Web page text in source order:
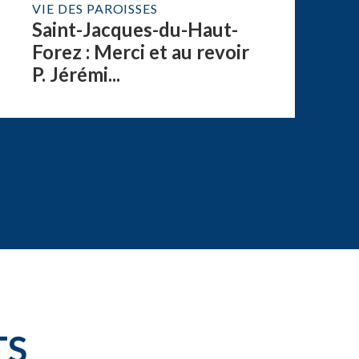
VIE DES PAROISSES
Saint-Jacques-du-Haut-
Forez : Merci et au revoir
P. Jérémi...